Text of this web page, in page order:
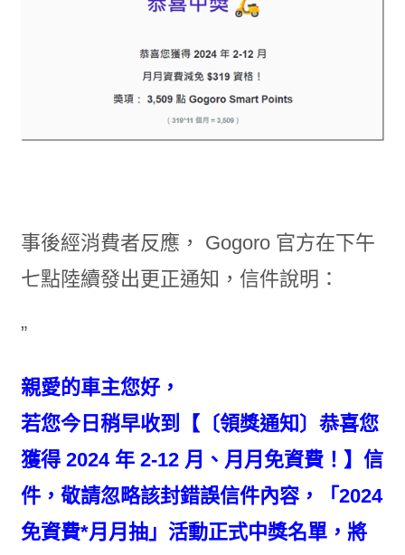
事後經消費者反應， Gogoro 官方在下午
七點陸續發出更正通知，信件說明：
”
親愛的車主您好，
若您今日稍早收到【〔領獎通知〕恭喜您
獲得 2024 年 2-12 月、月月免資費！】信
件，敬請忽略該封錯誤信件內容，「2024
免資費*月月抽」活動正式中獎名單，將